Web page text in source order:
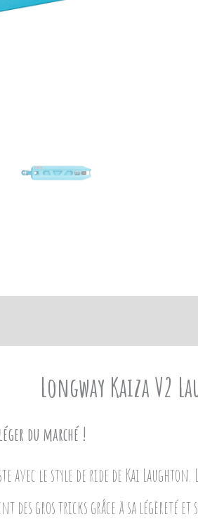
Longway Kaiza V2
du marché !
avec le style de ride de Kai
des gros tricks grâce à sa légèreté et